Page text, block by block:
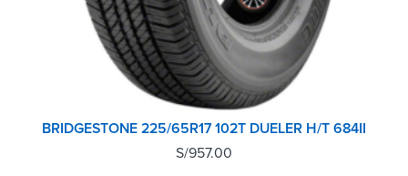
BRIDGESTONE 225/65R17 102T DUELER H/T 684II
S/957.00